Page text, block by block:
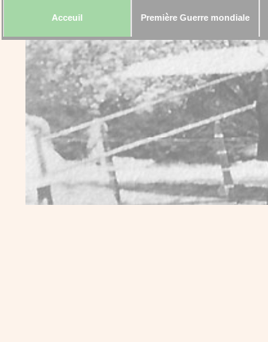
Acceuil Première Guerre mondiale